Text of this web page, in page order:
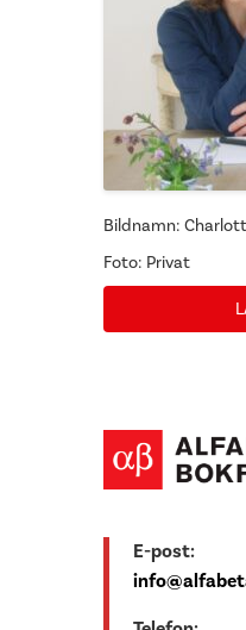
Bildnamn:
Foto: Privat
E-post: